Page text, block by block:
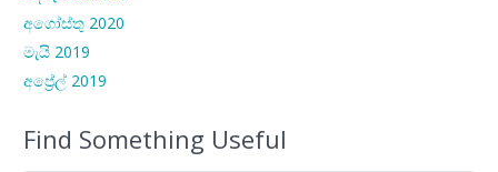
අගෝස්තු 2020
මැයි 2019
අප්‍රේල් 2019
Find Something Useful